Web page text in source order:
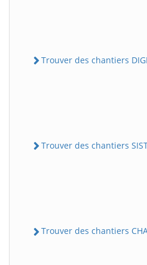
Trouver des chantiers
Trouver des chantiers
Trouver des chantiers